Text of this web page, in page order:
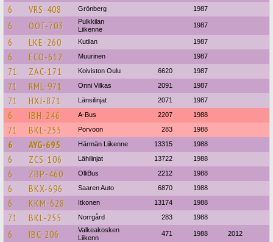
6 VRS-408 Grönberg 1987
6 OOT-703
Pulkkilan
Liikenne
1987
6 LKE-260 Kutilan 1987
6 ECO-612 Muurinen 1987
71 ZAC-171 Koiviston Oulu 6620 1987
71 RML-971 Onni Vilkas 2091 1987
71 HXJ-871 Länsilinjat 2071 1987
6 IBH-246 A-Bus 2207 1988
71 BKL-255 Porvoon 283 1988
6 AYG-695 Härmän Liikenne 13315 1988
6 ZCS-106 Lähilinjat 13722 1988
6 ZBP-460 OlliBus 2212 1988
6 BKX-696 Saaren Auto 6870 1988
6 KKM-628 Itkonen 13174 1988
71 BKL-255 Norrgård 283 1988
6 IBC-206
Valkeakosken
Liikenn
471 1988 2012